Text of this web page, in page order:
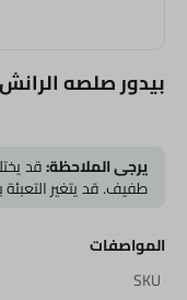
بيدور صلصه الرانش
يرجى الملاحظة:قد
طفيف. قد يتغير التعبئة
المواصفات
SKU